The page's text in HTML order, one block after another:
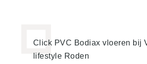
Click PVC Bodiax vloeren bij
lifestyle Roden